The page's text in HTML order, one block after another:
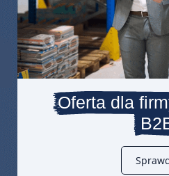
Oferta dla